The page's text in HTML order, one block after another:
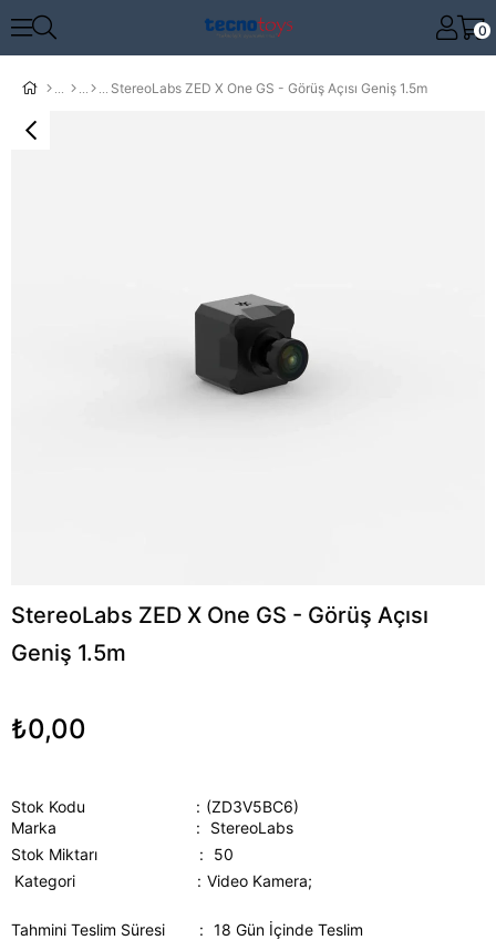
0
StereoLabs ZED X One GS - Görüş Açısı Geniş 1.5m
StereoLabs ZED X One GS - Görüş Açısı
Geniş 1.5m
₺0,00
Stok Kodu
(ZD3V5BC6)
Marka
:
StereoLabs
Stok Miktarı
:
50
Kategori
Video Kamera;
Tahmini Teslim Süresi : 18 Gün İçinde Teslim